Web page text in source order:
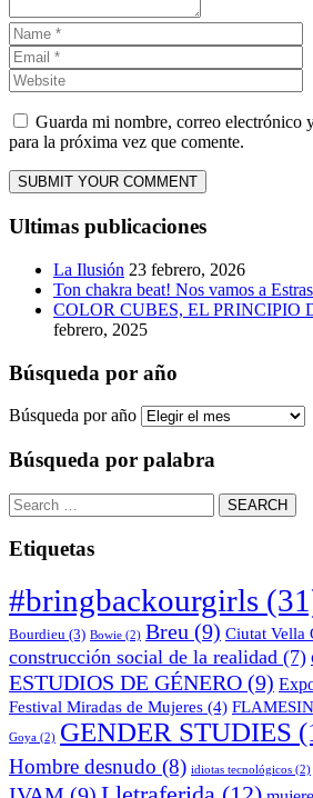
Guarda mi nombre, correo electrónico
para la próxima vez que comente.
Ultimas publicaciones
La Ilusión 23 febrero, 2026
Ton chakra beat! Nos vamos a
COLOR CUBES, EL PRINCIPIO
febrero, 2025
Búsqueda por año
Búsqueda por año
Búsqueda por palabra
Etiquetas
#bringbackourgirls
Bourdieu (3) Bowie (2) Breu (9) Ciutat Vella
construcción social de la realidad (7)
ESTUDIOS DE GÉNERO (9)
Festival Miradas de Mujeres (4)
Goya (2) GENDER STUDIES
Hombre desnudo (8) idiotas tecnológicos (2)